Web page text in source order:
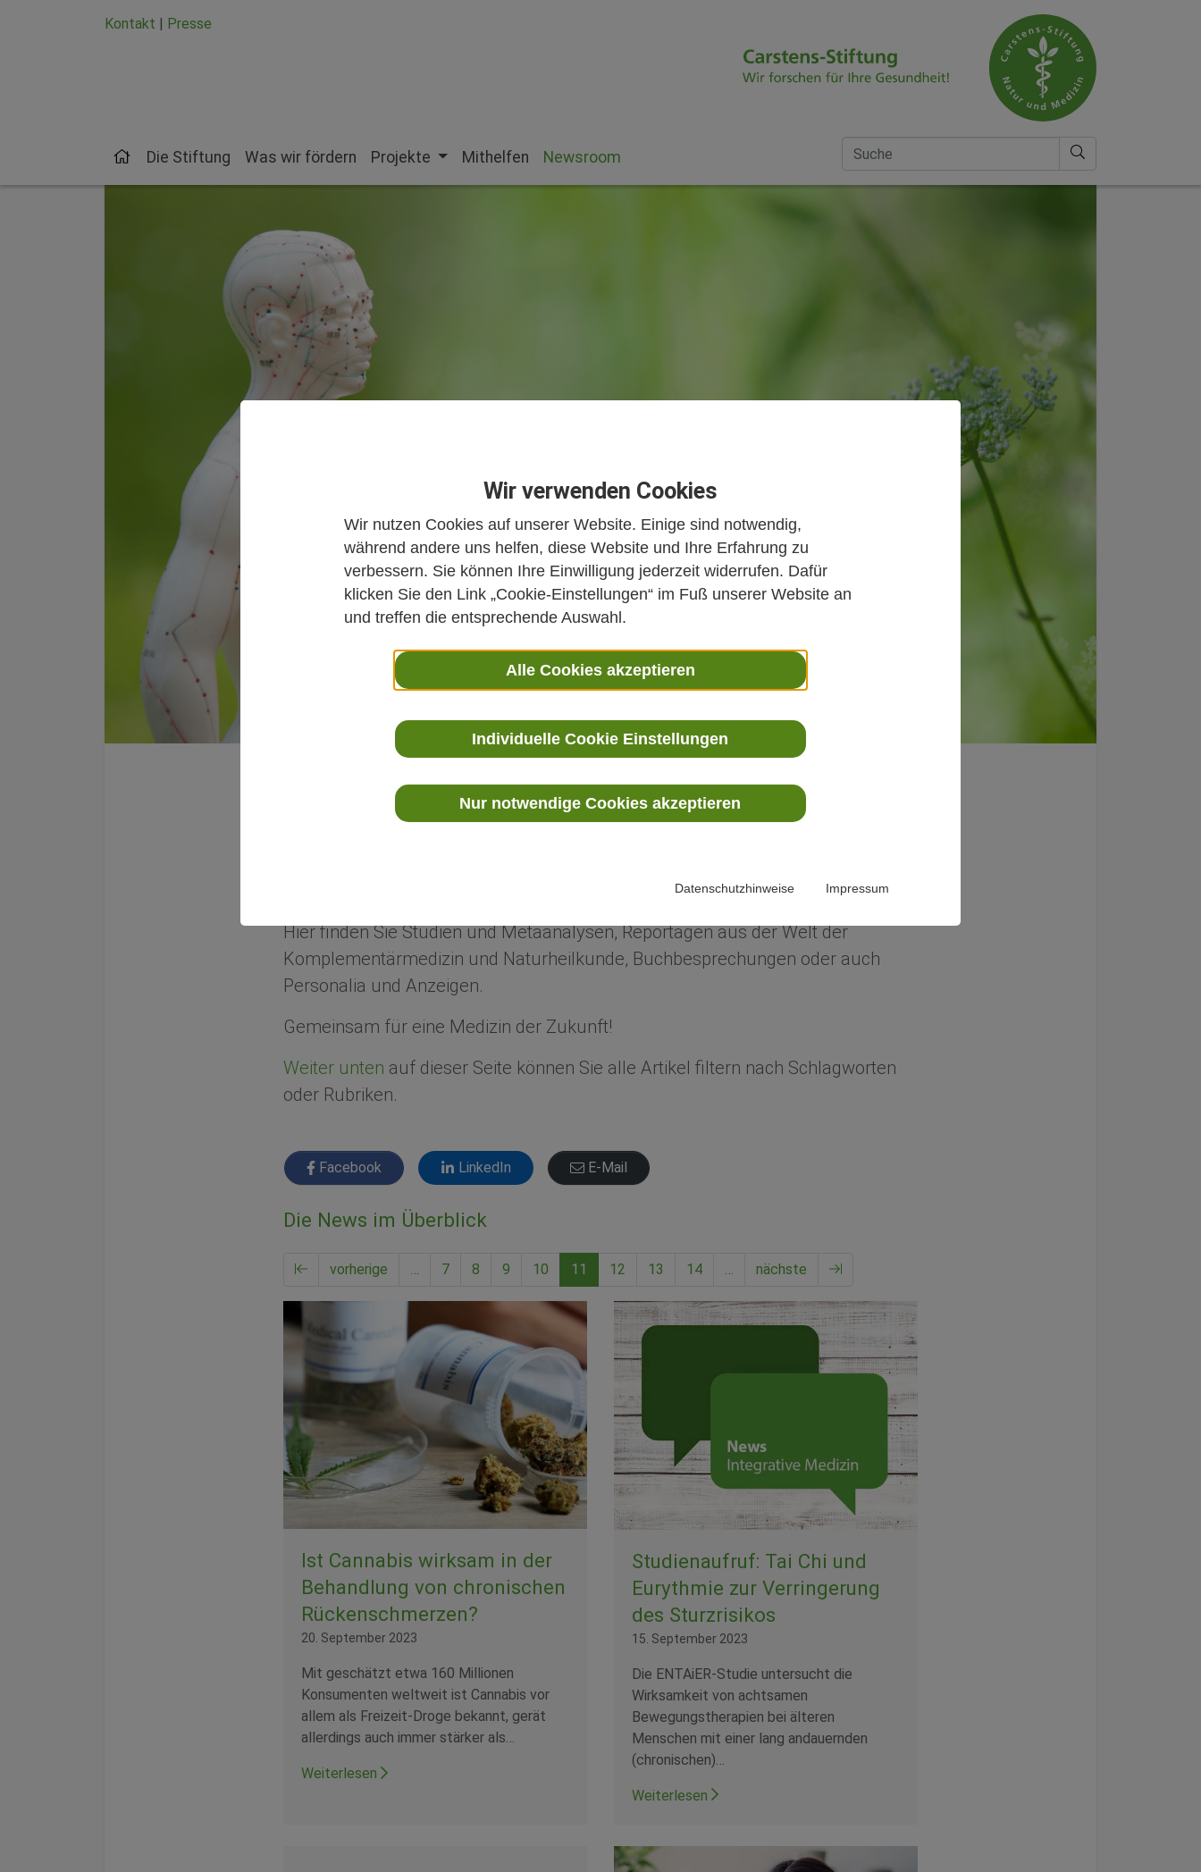
Wir verwenden Cookies
Wir nutzen Cookies auf unserer Website. Einige sind notwendig,
während andere uns helfen, diese Website und Ihre Erfahrung zu
verbessern. Sie können Ihre Einwilligung jederzeit widerrufen. Dafür
klicken Sie den Link „Cookie-Einstellungen“ im Fuß unserer Website an
und treffen die entsprechende Auswahl.
Alle Cookies akzeptieren
Individuelle Cookie Einstellungen
Nur notwendige Cookies akzeptieren
Datenschutzhinweise Impressum
Kontakt | Presse
Die Stiftung Was wir fördern Projekte Mithelfen Newsroom
(current)
Suche nach
Newsroom Integrative Medizin
Gemeinsam für eine Medizin der Zukunft!
Wir informieren Sie über Neuigkeiten aus Wissenschaft und Forschung zur
Hier finden Sie Studien und Metaanalysen, Reportagen aus der Welt der
Komplementärmedizin und Naturheilkunde, Buchbesprechungen oder auch
Personalia und Anzeigen.
Gemeinsam für eine Medizin der Zukunft!
Weiter unten auf dieser Seite können Sie alle Artikel filtern nach Schlagworten
oder Rubriken.
Facebook LinkedIn E-Mail
Die News im Überblick
vorherige … 7 8 9 10 11 12 13 14 … nächste
Ist Cannabis wirksam in der
Behandlung von chronischen
Rückenschmerzen?
20. September 2023
Mit geschätzt etwa 160 Millionen
Konsumenten weltweit ist Cannabis vor
allem als Freizeit-Droge bekannt, gerät
allerdings auch immer stärker als…
Weiterlesen
Studienaufruf: Tai Chi und
Eurythmie zur Verringerung
des Sturzrisikos
15. September 2023
Die ENTAiER-Studie untersucht die
Wirksamkeit von achtsamen
Bewegungstherapien bei älteren
Menschen mit einer lang andauernden
(chronischen)…
Weiterlesen